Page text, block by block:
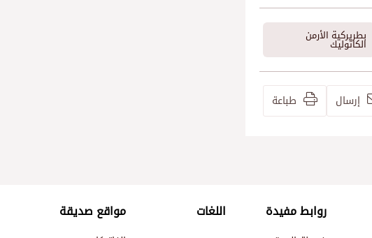
بطريركية الأرمن
الكاثوليك
إرسال طباعة
روابط مفيدة اللغات مواقع صديقة